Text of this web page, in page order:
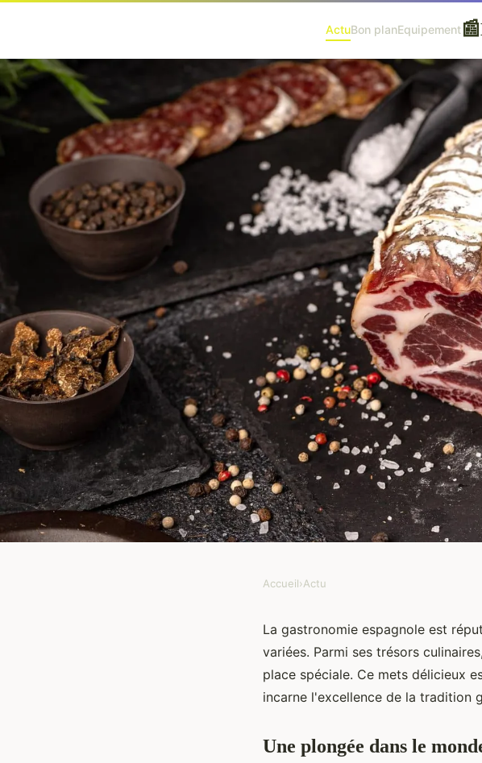
ActuBon planEquipement📰
Le Jambon Pata Negra
l'élégance de la gastronomie
Accueil›Actu
La gastronomie espagnole est
variées. Parmi ses trésors
place spéciale. Ce mets délicieux
incarne l'excellence de la tradition
Une plongée dans le